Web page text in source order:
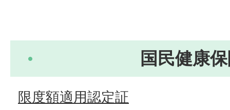
国民健康
限度額適用認定証